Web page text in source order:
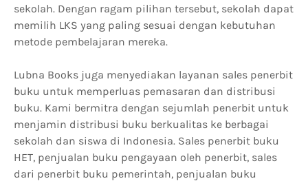
sekolah. Dengan ragam pilihan tersebut, sekolah dapat
memilih LKS yang paling sesuai dengan kebutuhan
metode pembelajaran mereka.
Lubna Books juga menyediakan layanan sales penerbit
buku untuk memperluas pemasaran dan distribusi
buku. Kami bermitra dengan sejumlah penerbit untuk
menjamin distribusi buku berkualitas ke berbagai
sekolah dan siswa di Indonesia. Sales penerbit buku
HET, penjualan buku pengayaan oleh penerbit, sales
dari penerbit buku pemerintah, penjualan buku